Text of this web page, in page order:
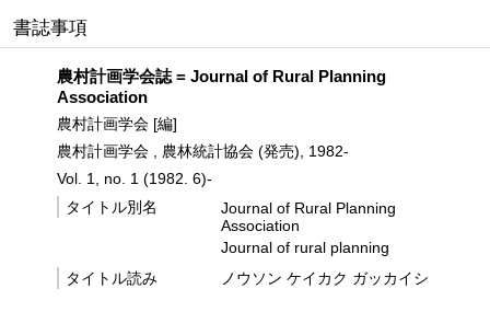
書誌事項
農村計画学会誌 = Journal of Rural Planning
Association
農村計画学会 [編]
農村計画学会 , 農林統計協会 (発売), 1982-
Vol. 1, no. 1 (1982. 6)-
タイトル別名
Journal of Rural Planning
Association
Journal of rural planning
タイトル読み
ノウソン ケイカク ガッカイシ